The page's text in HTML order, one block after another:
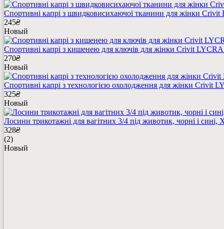
Спортивні капрі з швидковисихаючої тканини для жінки Crivit
245₴
Новый
Спортивні капрі з кишенею для ключів для жінки Crivit
270₴
Новый
Спортивні капрі з технологією охолодження для жінки Crivit
325₴
Новый
Лосини трикотажні для вагітних 3/4 під животик, чорні і
328₴
(2)
Новый